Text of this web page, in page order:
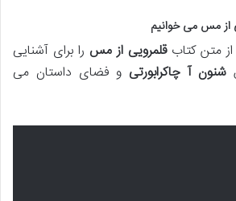
از مس می خوانیم
متن کتابقلمرویی از مس را برای آشنایی
شنون آ چاکرابورتی و فضای داستان می